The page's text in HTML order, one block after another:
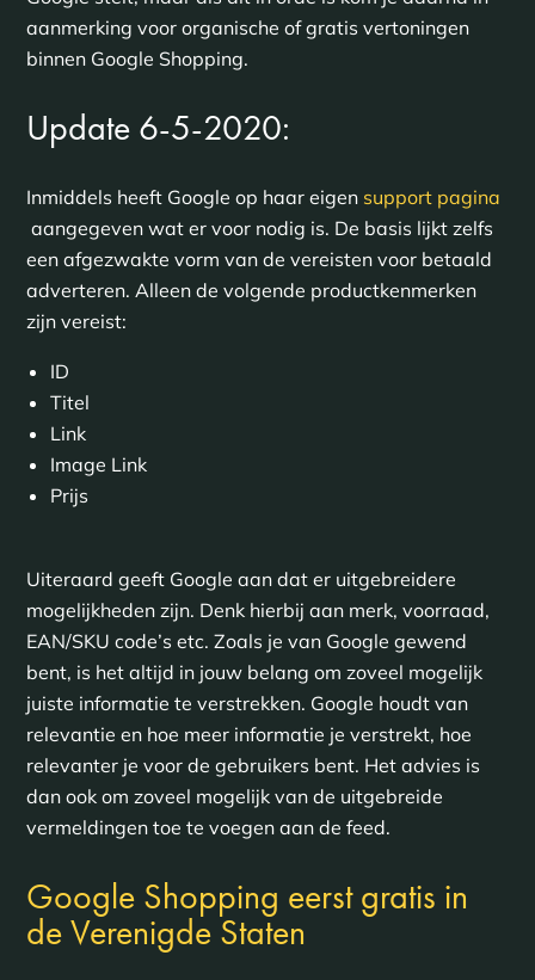
aanmerking voor organische of gratis vertoningen
binnen Google Shopping.
Update 6-5-2020:
Inmiddels heeft Google op haar eigen support pagina
aangegeven wat er voor nodig is. De basis lijkt zelfs
een afgezwakte vorm van de vereisten voor betaald
adverteren. Alleen de volgende productkenmerken
zijn vereist:
ID
Titel
Link
Image Link
Prijs
Uiteraard geeft Google aan dat er uitgebreidere
mogelijkheden zijn. Denk hierbij aan merk, voorraad,
EAN/SKU code’s etc. Zoals je van Google gewend
bent, is het altijd in jouw belang om zoveel mogelijk
juiste informatie te verstrekken. Google houdt van
relevantie en hoe meer informatie je verstrekt, hoe
relevanter je voor de gebruikers bent. Het advies is
dan ook om zoveel mogelijk van de uitgebreide
vermeldingen toe te voegen aan de feed.
Google Shopping eerst gratis in
de Verenigde Staten